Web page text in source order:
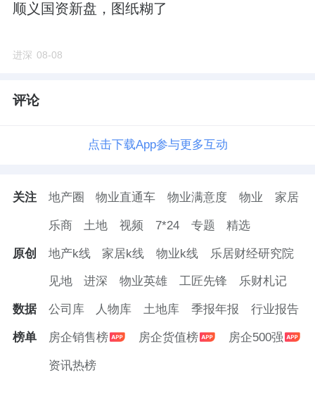
以全球资源构建私属生活聚场
硬件可以被复制，但运营才是会所的灵魂。紫
队倾心运营，将高端品牌的服务标准完整平移
廊永远亮着一盏灯，备着一碗热汤面、一份简
餐。这种“无论何时，都有人为你留一盏灯”的
安心感，是宸园对“家”的再定义。
紫京宸园会所不止于妥帖的服务，更在于圈层
的营造。它仅对业主开放，保障了圈层的纯粹
与私密。而真正的点睛之笔，是它联袂了各领
顺义国资新盘，图纸糊了
进深 08-08
评论
点击下载App参与更多互动
关注 地产圈 物业直通车 物业满意度 物业 家居
乐商 土地 视频 7*24 专题 精选
原创 地产k线 家居k线 物业k线 乐居财经研究院
见地 进深 物业英雄 工匠先锋 乐财札记
数据 公司库 人物库 土地库 季报年报 行业报告
榜单 房企销售榜 房企货值榜 房企500强
资讯热榜